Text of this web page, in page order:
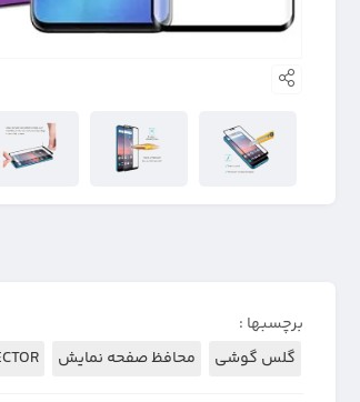
برچسبها :
گلس گوشی
محافظ صفحه نمایش